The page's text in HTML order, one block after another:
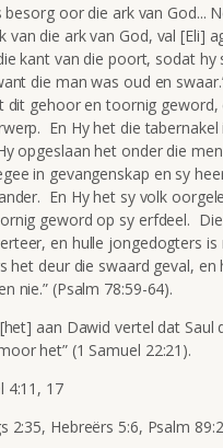
besorg oor die ark van God...
van die ark van God, val [Eli]
kant van die poort, sodat hy
die man was oud en
dit gehoor en toornig geword,
En Hy het die tabernakel
opgeslaan het onder die
in gevangenskap en sy
En Hy het sy volk
geword op sy erfdeel.
en hulle jongedogters is
het deur die swaard geval, en
nie.” (Psalm 78:59-64).
aan Dawid vertel dat Saul
het” (1 Samuel 22:21).
4:11, 17
2:35, Hebreërs 5:6, Psalm